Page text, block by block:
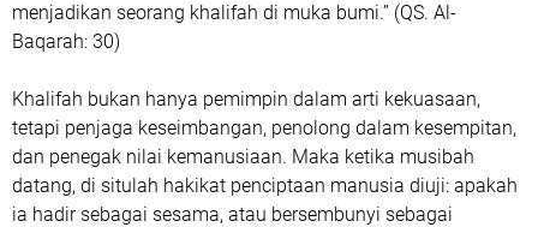
menjadikan seorang khalifah di muka bumi.” (QS. Al-
Baqarah: 30)
Khalifah bukan hanya pemimpin dalam arti kekuasaan,
tetapi penjaga keseimbangan, penolong dalam kesempitan,
dan penegak nilai kemanusiaan. Maka ketika musibah
datang, di situlah hakikat penciptaan manusia diuji: apakah
ia hadir sebagai sesama, atau bersembunyi sebagai